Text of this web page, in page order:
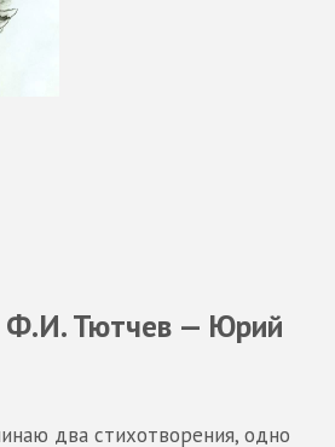
Ф.И. Тютчев — Юрий
два стихотворения, одно